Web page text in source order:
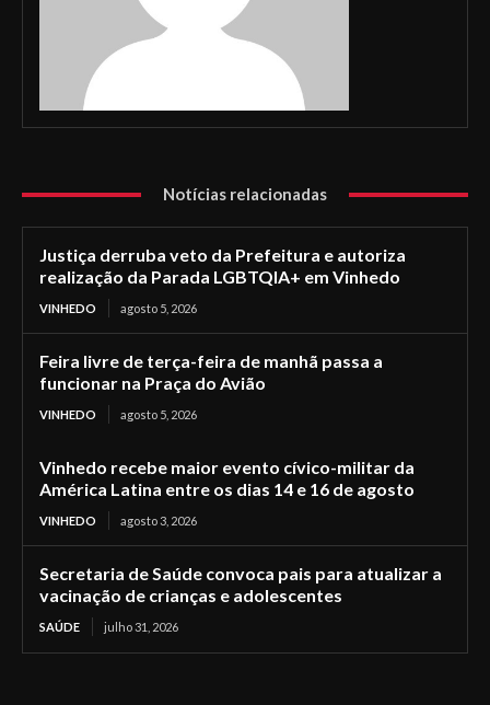
Notícias relacionadas
Justiça derruba veto da Prefeitura e autoriza
realização da Parada LGBTQIA+ em Vinhedo
VINHEDO agosto 5, 2026
Feira livre de terça-feira de manhã passa a
funcionar na Praça do Avião
VINHEDO agosto 5, 2026
Vinhedo recebe maior evento cívico-militar da
América Latina entre os dias 14 e 16 de agosto
VINHEDO agosto 3, 2026
Secretaria de Saúde convoca pais para atualizar a
vacinação de crianças e adolescentes
SAÚDE julho 31, 2026